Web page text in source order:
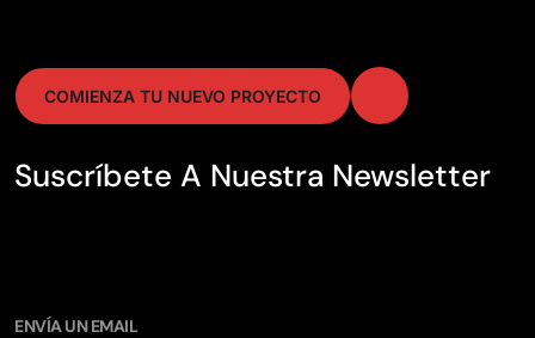
COMIENZA TU NUEVO PROYECTO
Suscríbete A Nuestra Newsletter
ENVÍA UN EMAIL